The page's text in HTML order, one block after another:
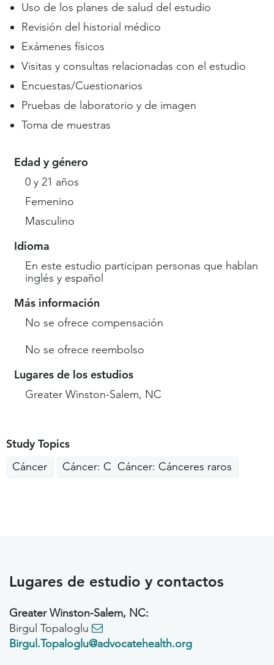
Uso de los planes de salud del estudio
Revisión del historial médico
Exámenes físicos
Visitas y consultas relacionadas con el estudio
Encuestas/Cuestionarios
Pruebas de laboratorio y de imagen
Toma de muestras
Edad y género
0 y 21 años
Femenino
Masculino
Idioma
En este estudio participan personas que hablan
inglés y español
Más información
No se ofrece compensación
No se ofrece reembolso
Lugares de los estudios
Greater Winston-Salem, NC
Study Topics
Cáncer Cáncer: Cabeza, Cuello
Cáncer: Cánceres raros
Lugares de estudio y contactos
Greater Winston-Salem, NC:
Birgul Topaloglu
Birgul.Topaloglu@advocatehealth.org